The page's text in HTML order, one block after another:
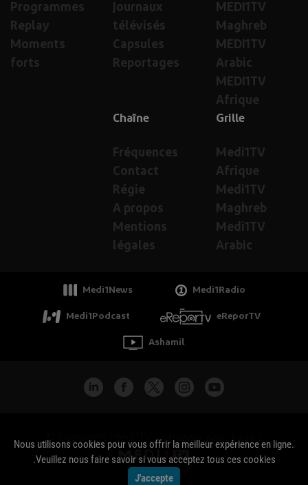
MEDI1TV
Maghreb
MEDI1TV
Arabic
MEDI1TV
Afrique
Journaux
télévisés
Capsules
Reportages
Programmes
Replay
Moments
forts
Grille
Medi1TV
Afrique
Medi1TV
Maghreb
Medi1TV
Arabic
Chaîne
Fréquences
Contact
Régie
A propos
Mentions
légales
Medi1News Medi1Radio
Medi1Podcast eReporTV
Ashamil
جميع الحقوق محفوظة - Copyright Medi1TV ©
Nous utilisons cookies pour vous offrir la meilleur expérience en ligne.
Veuillez nous faire savoir si vous acceptez tous ces cookies.
J'accepte